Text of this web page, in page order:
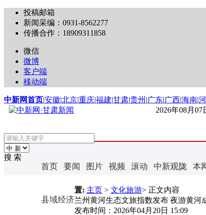
投稿邮箱
新闻采编：0931-8562277
传播合作：18909311858
微信
微博
客户端
移动端
中新网首页|安徽|北京|重庆|福建|甘肃|贵州 |广东|广西|海南|
2026年08月07
搜 索
首页 要闻 图片 视频 滚动 中新观陇 本
县域经济
置: 主页 > 文化旅游> 正文内容
兰州黄河生态文旅指数发布 夜游黄河
发布时间： 2026年04月20日 15:09